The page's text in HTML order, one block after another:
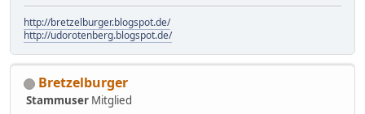
http://bretzelburger.blogspot.de/
http://udorotenberg.blogspot.de/
Bretzelburger
Stammuser Mitglied